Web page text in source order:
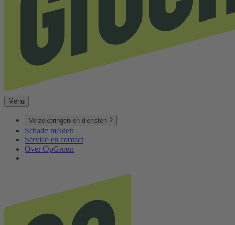
Menu
Verzekeringen en diensten
Schade melden
Service en contact
Over OpGroen